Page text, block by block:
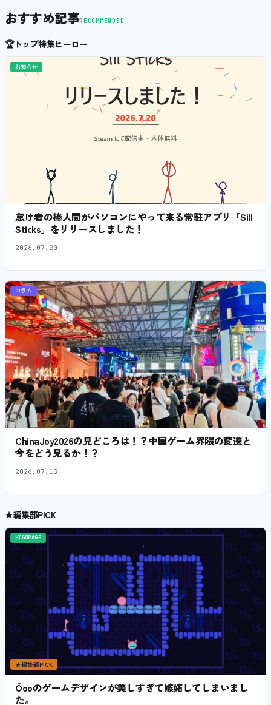
おすすめ記事RECOMMENDED
🏆トップ特集ヒーロー
お知らせ
怠け者の棒人間がパソコンにやって来る常駐アプリ「Sill
Sticks」をリリースしました！
2026.07.20
コラム
ChinaJoy2026の見どころは！？中国ゲーム界隈の変遷と
今をどう見るか！？
2026.07.15
★編集部PICK
HIGOPAGE
★編集部PICK
Öooのゲームデザインが美しすぎて嫉妬してしまいまし
た。